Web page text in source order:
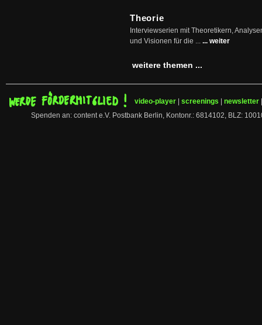
Theorie
Interviewserien mit Theoretikern,
und Visionen für die ... ... weiter
weitere themen ...
video-player screenings newsletter
Spenden an: content e.V. Postbank Berlin, Kontonr.: 6814102, BLZ: